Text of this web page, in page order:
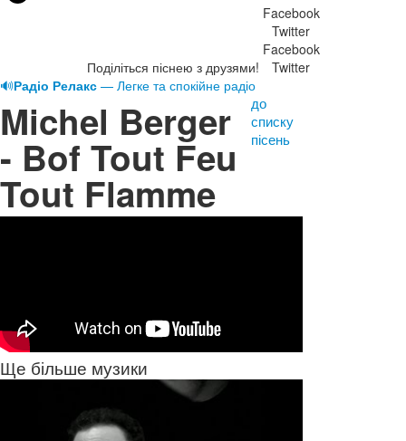
Поділіться піснею з друзями!
Facebook
Twitter
Facebook
Twitter
🔊Радіо Релакс — Легке та спокійне радіо
Michel Berger
- Bof Tout Feu
Tout Flamme
до
списку
пісень
Ще більше музики